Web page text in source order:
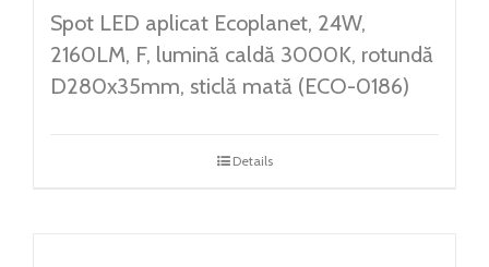
Spot LED aplicat Ecoplanet, 24W,
2160LM, F, lumină caldă 3000K, rotundă
D280x35mm, sticlă mată (ECO-0186)
Details